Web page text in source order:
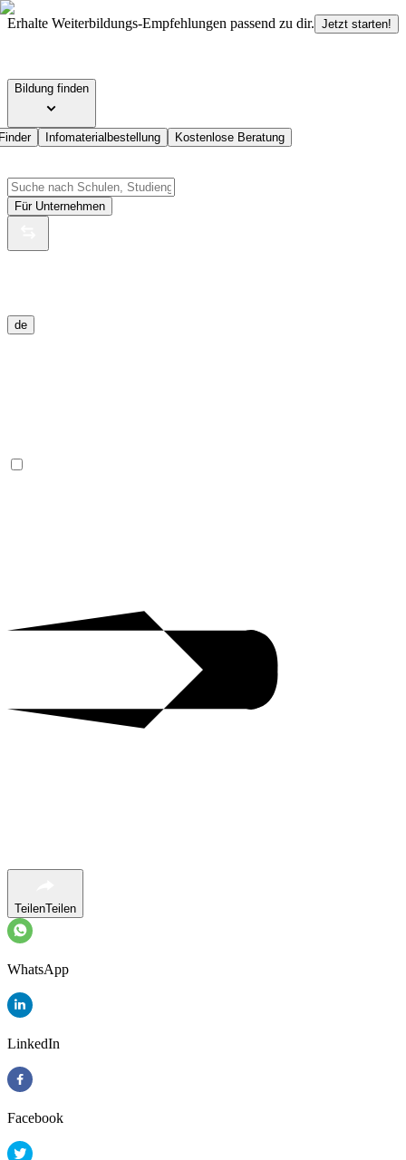
Erhalte Weiterbildungs-Empfehlungen passend zu dir. Jetzt starten!
Bildung finden
Infomaterialbestellung Kostenlose Beratung
Für Unternehmen
de
TeilenTeilen
WhatsApp
LinkedIn
Facebook